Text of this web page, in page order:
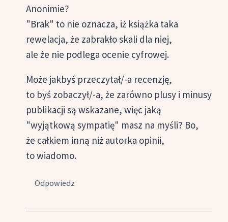
Anonimie?
"Brak" to nie oznacza, iż książka taka
rewelacja, że zabrakło skali dla niej,
ale że nie podlega ocenie cyfrowej.
Może jakbyś przeczytał/-a recenzję,
to byś zobaczył/-a, że zarówno plusy i minusy
publikacji są wskazane, więc jaką
"wyjątkową sympatię" masz na myśli? Bo,
że całkiem inną niż autorka opinii,
to wiadomo.
Odpowiedz